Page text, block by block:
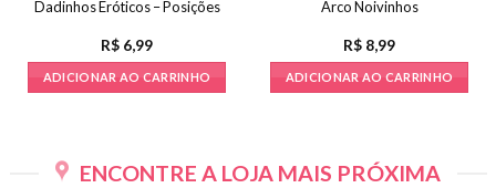
Dadinhos Eróticos – Posições
R$ 6,99
ADICIONAR AO CARRINHO
Arco Noivinhos
R$ 8,99
ADICIONAR AO CARRINHO
ENCONTRE A LOJA MAIS PRÓXIMA